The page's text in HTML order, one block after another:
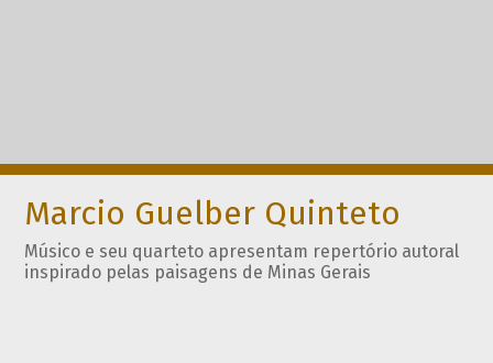
Marcio Guelber Quinteto
Músico e seu quarteto apresentam repertório autoral
inspirado pelas paisagens de Minas Gerais